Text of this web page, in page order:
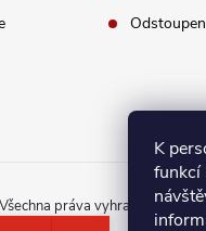
K
funkcí
práva vyhrazena.